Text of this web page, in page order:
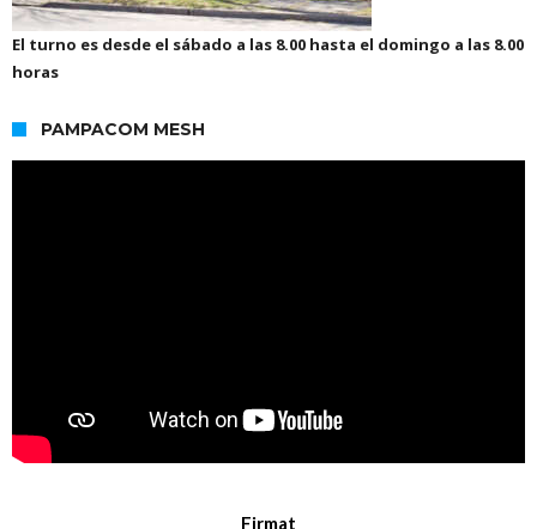
El turno es desde el sábado a las 8.00 hasta el domingo a las 8.00
horas
PAMPACOM MESH
Firmat